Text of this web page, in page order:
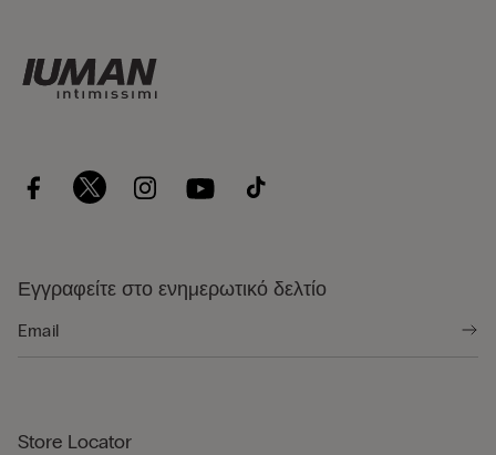
Εγγραφείτε στο ενημερωτικό δελτίο
Store Locator